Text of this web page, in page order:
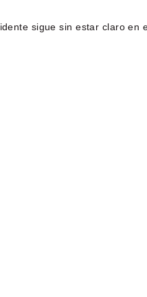
sigue sin estar claro en